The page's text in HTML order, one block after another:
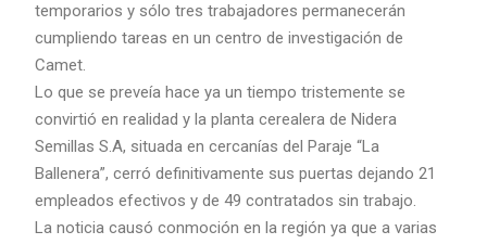
temporarios y sólo tres trabajadores permanecerán
cumpliendo tareas en un centro de investigación de
Camet.
Lo que se preveía hace ya un tiempo tristemente se
convirtió en realidad y la planta cerealera de Nidera
Semillas S.A, situada en cercanías del Paraje “La
Ballenera”, cerró definitivamente sus puertas dejando 21
empleados efectivos y de 49 contratados sin trabajo.
La noticia causó conmoción en la región ya que a varias